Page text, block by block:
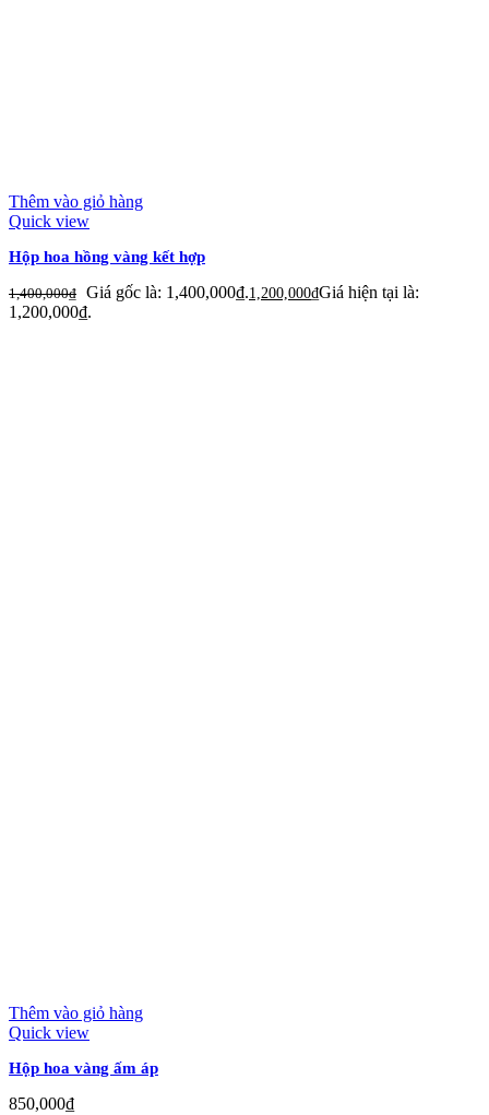
Thêm vào giỏ hàng
Quick view
Hộp hoa hồng vàng kết hợp
1,400,000₫ Giá gốc là: 1,400,000₫.1,200,000₫Giá hiện tại là:
1,200,000₫.
Thêm vào giỏ hàng
Quick view
Hộp hoa vàng ấm áp
850,000₫